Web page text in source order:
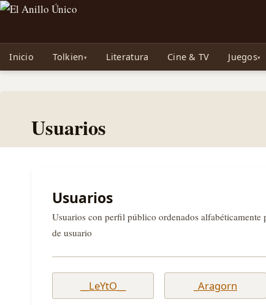
Inicio Tolkien Literatura Cine & TV Juegos
Usuarios
Usuarios
Usuarios con perfil público ordenados alfabéticamente
de usuario
__LeYtO__ _Aragorn